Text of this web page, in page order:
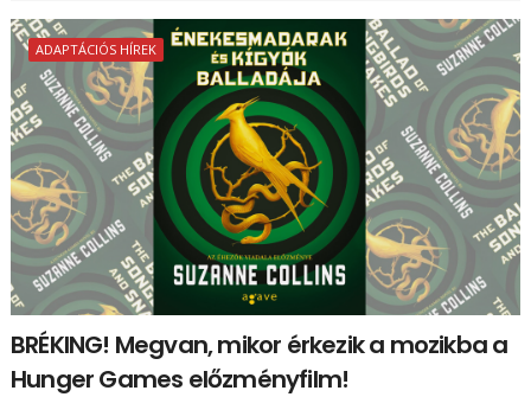
ADAPTÁCIÓS HÍREK
BRÉKING! Megvan, mikor érkezik a mozikba a
Hunger Games előzményfilm!